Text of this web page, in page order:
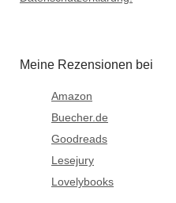
Meine Rezensionen bei
Amazon
Buecher.de
Goodreads
Lesejury
Lovelybooks